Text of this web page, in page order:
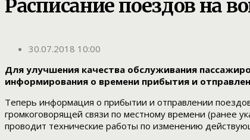
Расписание поездов на
30.07.2018 10:00
Для улучшения качества обслуживания
информирования о времени прибытия и
Теперь информация о прибытии и отправлении
громкоговорящей связи по местному времени (ранее
проводит технические работы по изменению